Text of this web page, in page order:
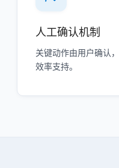
人工确认机制
关键动作由用户确认
效率支持。